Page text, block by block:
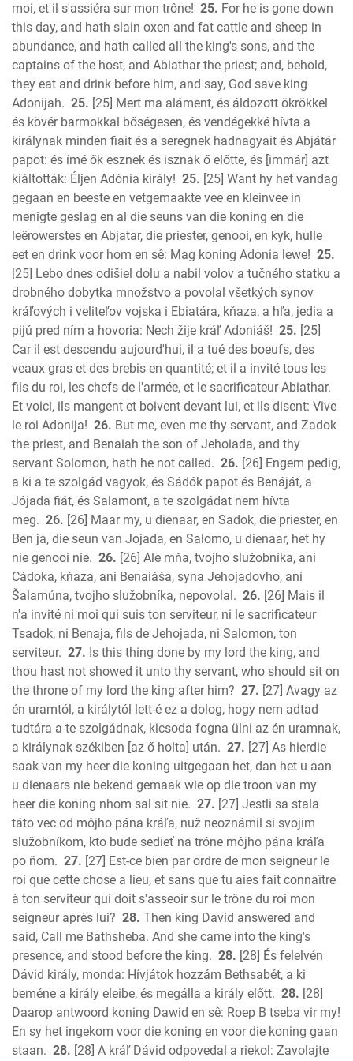
moi, et il s'assiéra sur mon trône! 25. For he is gone down
this day, and hath slain oxen and fat cattle and sheep in
abundance, and hath called all the king's sons, and the
captains of the host, and Abiathar the priest; and, behold,
they eat and drink before him, and say, God save king
Adonijah. 25. [25] Mert ma aláment, és áldozott ökrökkel
és kövér barmokkal bőségesen, és vendégekké hívta a
királynak minden fiait és a seregnek hadnagyait és Abjátár
papot: és ímé ők esznek és isznak ő előtte, és [immár] azt
kiáltották: Éljen Adónia király! 25. [25] Want hy het vandag
gegaan en beeste en vetgemaakte vee en kleinvee in
menigte geslag en al die seuns van die koning en die
leërowerstes en Abjatar, die priester, genooi, en kyk, hulle
eet en drink voor hom en sê: Mag koning Adonia lewe! 25.
[25] Lebo dnes odišiel dolu a nabil volov a tučného statku a
drobného dobytka množstvo a povolal všetkých synov
kráľových i veliteľov vojska i Ebiatára, kňaza, a hľa, jedia a
pijú pred ním a hovoria: Nech žije kráľ Adoniáš! 25. [25]
Car il est descendu aujourd'hui, il a tué des boeufs, des
veaux gras et des brebis en quantité; et il a invité tous les
fils du roi, les chefs de l'armée, et le sacrificateur Abiathar.
Et voici, ils mangent et boivent devant lui, et ils disent: Vive
le roi Adonija! 26. But me, even me thy servant, and Zadok
the priest, and Benaiah the son of Jehoiada, and thy
servant Solomon, hath he not called. 26. [26] Engem pedig,
a ki a te szolgád vagyok, és Sádók papot és Benáját, a
Jójada fiát, és Salamont, a te szolgádat nem hívta
meg. 26. [26] Maar my, u dienaar, en Sadok, die priester, en
Ben ja, die seun van Jojada, en Salomo, u dienaar, het hy
nie genooi nie. 26. [26] Ale mňa, tvojho služobníka, ani
Cádoka, kňaza, ani Benaiáša, syna Jehojadovho, ani
Šalamúna, tvojho služobníka, nepovolal. 26. [26] Mais il
n'a invité ni moi qui suis ton serviteur, ni le sacrificateur
Tsadok, ni Benaja, fils de Jehojada, ni Salomon, ton
serviteur. 27. Is this thing done by my lord the king, and
thou hast not showed it unto thy servant, who should sit on
the throne of my lord the king after him? 27. [27] Avagy az
én uramtól, a királytól lett-é ez a dolog, hogy nem adtad
tudtára a te szolgádnak, kicsoda fogna ülni az én uramnak,
a királynak székiben [az ő holta] után. 27. [27] As hierdie
saak van my heer die koning uitgegaan het, dan het u aan
u dienaars nie bekend gemaak wie op die troon van my
heer die koning nhom sal sit nie. 27. [27] Jestli sa stala
táto vec od môjho pána kráľa, nuž neoznámil si svojim
služobníkom, kto bude sedieť na tróne môjho pána kráľa
po ňom. 27. [27] Est-ce bien par ordre de mon seigneur le
roi que cette chose a lieu, et sans que tu aies fait connaître
à ton serviteur qui doit s'asseoir sur le trône du roi mon
seigneur après lui? 28. Then king David answered and
said, Call me Bathsheba. And she came into the king's
presence, and stood before the king. 28. [28] És felelvén
Dávid király, monda: Hívjátok hozzám Bethsabét, a ki
beméne a király eleibe, és megálla a király előtt. 28. [28]
Daarop antwoord koning Dawid en sê: Roep B tseba vir my!
En sy het ingekom voor die koning en voor die koning gaan
staan. 28. [28] A kráľ Dávid odpovedal a riekol: Zavolajte